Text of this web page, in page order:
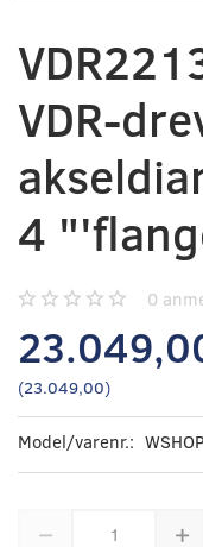
VDR-
4
0
(23.049,00)
Model/varenr.: